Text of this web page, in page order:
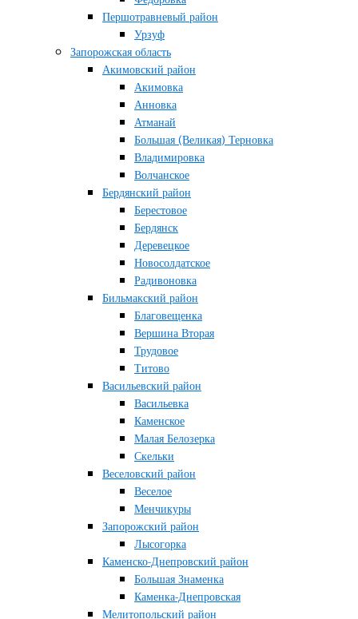
Першотравневый район
Урзуф
Запорожская область
Акимовский район
Акимовка
Анновка
Атманай
Большая (Великая) Терновка
Владимировка
Волчанское
Бердянский район
Берестовое
Бердянск
Деревецкое
Новосолдатское
Радивоновка
Бильмакский район
Благовещенка
Вершина Вторая
Трудовое
Титово
Васильевский район
Васильевка
Каменское
Малая Белозерка
Скельки
Веселовский район
Веселое
Менчикуры
Запорожский район
Лысогорка
Каменско-Днепровский район
Большая Знаменка
Каменка-Днепровская
Мелитопольский район